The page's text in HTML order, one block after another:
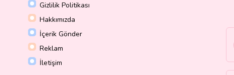
Gizlilik Politikası
Hakkımızda
İçerik Gönder
Reklam
İletişim